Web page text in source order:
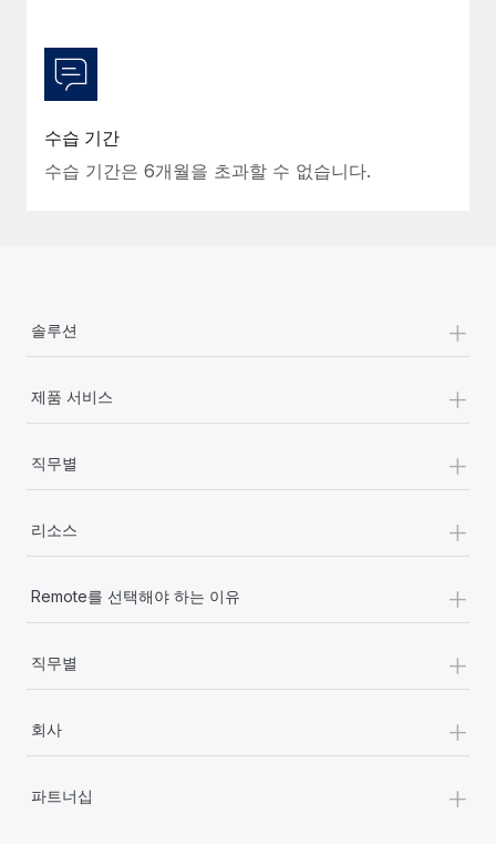
수습 기간
수습 기간은 6개월을 초과할 수 없습니다.
솔루션 +
제품 서비스 +
직무별 +
리소스 +
Remote를 선택해야 하는 이유 +
직무별 +
회사 +
파트너십 +